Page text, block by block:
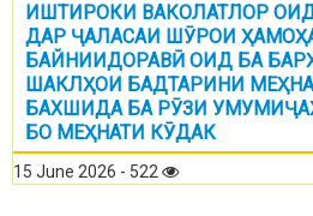
ИШТИРОКИ ВАКОЛАТЛОР
ДАР ҶАЛАСАИ ШӮРОИ
БАЙНИИДОРАВӢ ОИД БА
ШАКЛҲОИ БАДТАРИНИ
БАХШИДА БА РӮЗИ
БО МЕҲНАТИ КӮДАК
15 June 2026 - 522